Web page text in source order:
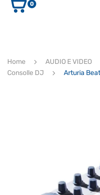
AUDIO E VIDEO
ULTIMI ARRIVI
0
Home AUDIO E VIDEO
Consolle DJ
Arturia